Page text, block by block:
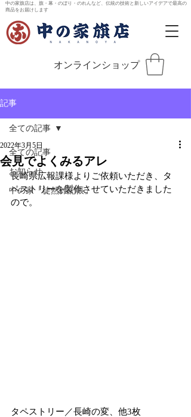
中の家旗店は、旗・幕・のぼり・のれんなど、伝統の技術と新しいアイデアで最高の
商品をお届けします
オンラインショップ
記事
全ての記事
お知らせ
中の家「徒然雑記帳」
全ての記事
会見でよくみるアレ
2022年3月5日
長崎県広報課様よりご依頼いただき、タ
ペストリーを製作させていただきました
ので。
タペストリー／長崎の変、他3枚